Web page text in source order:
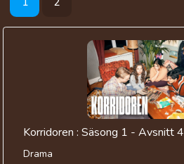
Korridoren : Säsong 1 - Avsnitt 4
Drama